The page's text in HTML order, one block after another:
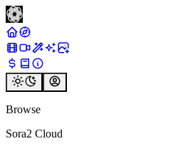
Browse
Sora2 Cloud